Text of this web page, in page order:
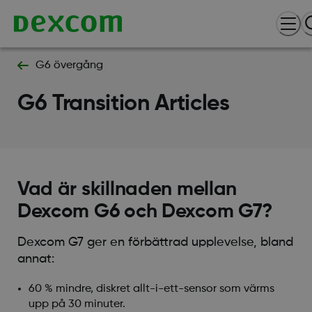
G6 övergång
G6 Transition Articles
Vad är skillnaden mellan
Dexcom G6 och Dexcom G7?
Dexcom G7 ger en förbättrad upplevelse, bland
annat:
60 % mindre, diskret allt-i-ett-sensor som värms
upp på 30 minuter.